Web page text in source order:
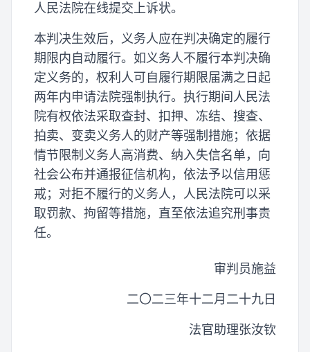
人民法院在线提交上诉状。
本判决生效后，义务人应在判决确定的履行
期限内自动履行。如义务人不履行本判决确
定义务的，权利人可自履行期限届满之日起
两年内申请法院强制执行。执行期间人民法
院有权依法采取查封、扣押、冻结、搜查、
拍卖、变卖义务人的财产等强制措施；依据
情节限制义务人高消费、纳入失信名单，向
社会公布并通报征信机构，依法予以信用惩
戒；对拒不履行的义务人，人民法院可以采
取罚款、拘留等措施，直至依法追究刑事责
任。
审判员施益
二〇二三年十二月二十九日
法官助理张汝钦